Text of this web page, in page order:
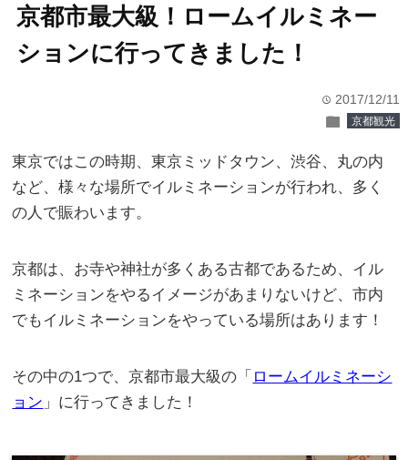
京都市最大級！ロームイルミネー
ションに行ってきました！
time 2017/12/11
folder 京都観光
東京ではこの時期、東京ミッドタウン、渋谷、丸の内
など、様々な場所でイルミネーションが行われ、多く
の人で賑わいます。
京都は、お寺や神社が多くある古都であるため、イル
ミネーションをやるイメージがあまりないけど、市内
でもイルミネーションをやっている場所はあります！
その中の1つで、京都市最大級の「 ロームイルミネーシ
ョン 」に行ってきました！